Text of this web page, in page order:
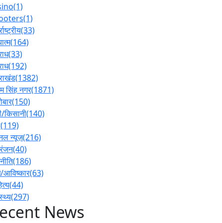
(1)
(1)
(33)
(164)
(33)
(192)
(1382)
सिंह नगर(1871)
(150)
किसानी(140)
(119)
न्यूज़(216)
(40)
(186)
आविष्कार(63)
(44)
(297)
News